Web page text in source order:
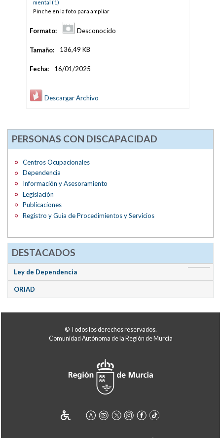
Pinche en la foto para ampliar
Formato: Desconocido
Tamaño: 136,49 KB
Fecha: 16/01/2025
Descargar Archivo
PERSONAS CON DISCAPACIDAD
Centros Ocupacionales
Dependencia
Información y Asesoramiento
Legislación
Publicaciones
Registro y Guía de Procedimientos y Servicios
DESTACADOS
Ley de Dependencia
ORIAD
© Todos los derechos reservados.
Comunidad Autónoma de la Región de Murcia